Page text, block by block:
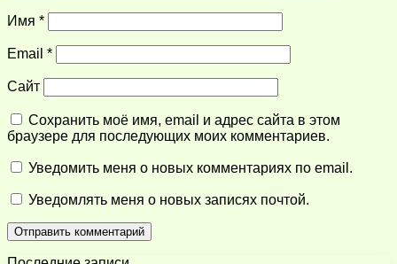
Имя *
Email *
Сайт
Сохранить моё имя, email и адрес сайта в этом
браузере для последующих моих комментариев.
Уведомить меня о новых комментариях по email.
Уведомлять меня о новых записях почтой.